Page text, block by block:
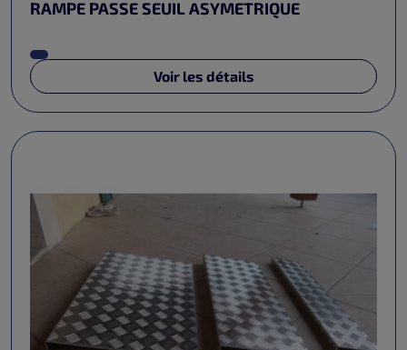
RAMPE PASSE SEUIL ASYMETRIQUE
Voir les détails